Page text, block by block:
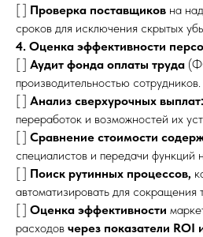
[ ] Проверка поставщиков на
сроков для исключения скрытых
4. Оценка эффективности
[ ] Аудит фонда оплаты труда
производительностью сотрудников.
[ ] Анализ сверхурочных выплат:
переработок и возможностей их
[ ] Сравнение стоимости
специалистов и передачи функций
[ ] Поиск рутинных процессов,
автоматизировать для сокращения
[ ] Оценка эффективности
расходов через показатели ROI